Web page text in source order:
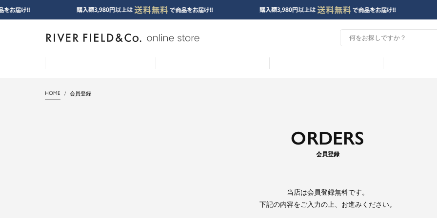
HOME 会員登録
ORDERS
会員登録
当店は会員登録無料です。
下記の内容をご入力の上、お進みください。